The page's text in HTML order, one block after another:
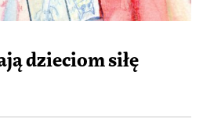
dzieciom siłę